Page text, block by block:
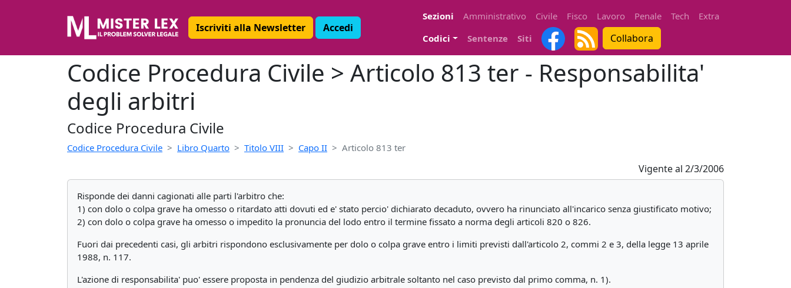
Iscriviti alla Newsletter Accedi
Sezioni Amministrativo Civile Fisco Lavoro Penale Tech
Extra
Codici
Sentenze Siti Collabora
Codice Procedura Civile > Articolo 813 ter - Responsabilita'
degli arbitri
Codice Procedura Civile
Codice Procedura Civile Libro Quarto Titolo VIII Capo II Articolo 813 ter
Vigente al 2/3/2006
Risponde dei danni cagionati alle parti l'arbitro che:
1) con dolo o colpa grave ha omesso o ritardato atti dovuti ed e' stato percio' dichiarato decaduto, ovvero ha rinunciato all'incarico senza giustificato motivo;
2) con dolo o colpa grave ha omesso o impedito la pronuncia del lodo entro il termine fissato a norma degli articoli 820 o 826.
Fuori dai precedenti casi, gli arbitri rispondono esclusivamente per dolo o colpa grave entro i limiti previsti dall'articolo 2, commi 2 e 3, della legge 13 aprile
1988, n. 117.
L'azione di responsabilita' puo' essere proposta in pendenza del giudizio arbitrale soltanto nel caso previsto dal primo comma, n. 1).